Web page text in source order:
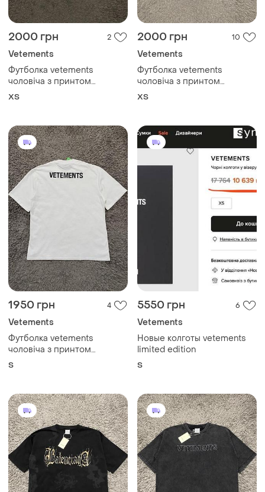
2000 грн 2
Vetements
Футболка vetements
чоловіча з принтом
оверсайз унісекс made in
XS
2000 грн 10
Vetements
Футболка vetements
чоловіча з принтом
оверсайз made in portugal
XS
1950 грн 4
Vetements
Футболка vetements
чоловіча з принтом
оверсайз унісекс з дірками
S
5550 грн 6
Vetements
Новые колготы vetements
limited edition
S